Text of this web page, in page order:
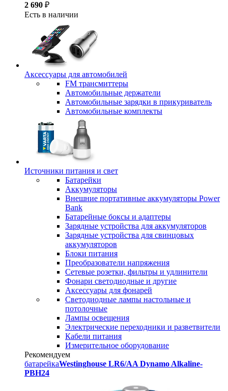
2 690 ₽
Есть в наличии
Аксессуары для автомобилей
FM трансмиттеры
Автомобильные держатели
Автомобильные зарядки в прикуриватель
Автомобильные комплекты
Источники питания и свет
Батарейки
Аккумуляторы
Внешние портативные аккумуляторы Power
Bank
Батарейные боксы и адаптеры
Зарядные устройства для аккумуляторов
Зарядные устройства для свинцовых
аккумуляторов
Блоки питания
Преобразователи напряжения
Сетевые розетки, фильтры и удлинители
Фонари светодиодные и другие
Аксессуары для фонарей
Светодиодные лампы настольные и
потолочные
Лампы освещения
Электрические переходники и разветвители
Кабели питания
Измерительное оборудование
Рекомендуем
батарейкаWestinghouse LR6/AA Dynamo Alkaline-
PBH24